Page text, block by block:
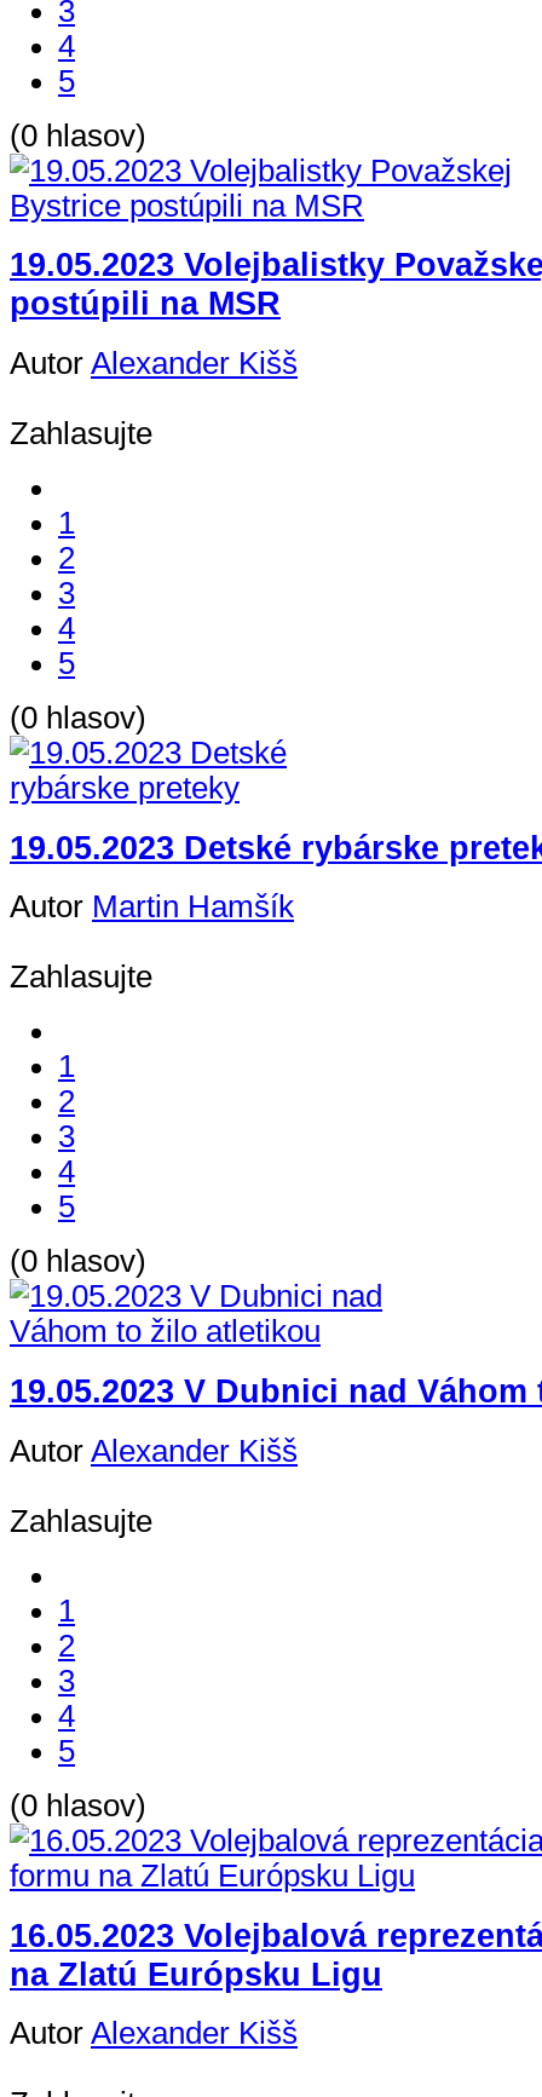
3
4
5
(0 hlasov)
19.05.2023 Volejbalistky
postúpili na MSR
Autor Alexander Kišš
Zahlasujte
1
2
3
4
5
(0 hlasov)
19.05.2023 Detské rybárske
Autor Martin Hamšík
Zahlasujte
1
2
3
4
5
(0 hlasov)
19.05.2023 V Dubnici nad
Autor Alexander Kišš
Zahlasujte
1
2
3
4
5
(0 hlasov)
16.05.2023 Volejbalová
na Zlatú Európsku Ligu
Autor Alexander Kišš